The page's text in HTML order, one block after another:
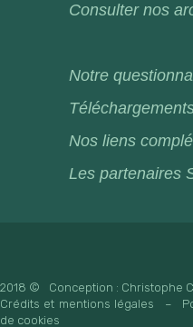
Consulter nos
Notre
Nos liens
Les partenaires
2018 ©
Conception : Christophe
Crédits et mentions légales
–
de cookies